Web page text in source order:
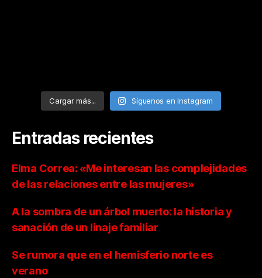
Cargar más... Síguenos en Instagram
Entradas recientes
Elma Correa: «Me interesan las complejidades
de las relaciones entre las mujeres»
A la sombra de un árbol muerto: la historia y
sanación de un linaje familiar
Se rumora que en el hemisferio norte es
verano